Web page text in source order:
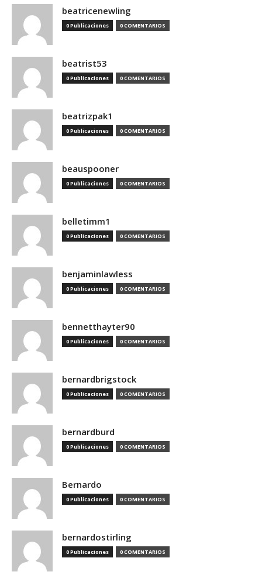
beatricenewling
0 Publicaciones 0 COMENTARIOS
beatrist53
0 Publicaciones 0 COMENTARIOS
beatrizpak1
0 Publicaciones 0 COMENTARIOS
beauspooner
0 Publicaciones 0 COMENTARIOS
belletimm1
0 Publicaciones 0 COMENTARIOS
benjaminlawless
0 Publicaciones 0 COMENTARIOS
bennetthayter90
0 Publicaciones 0 COMENTARIOS
bernardbrigstock
0 Publicaciones 0 COMENTARIOS
bernardburd
0 Publicaciones 0 COMENTARIOS
Bernardo
0 Publicaciones 0 COMENTARIOS
bernardostirling
0 Publicaciones 0 COMENTARIOS